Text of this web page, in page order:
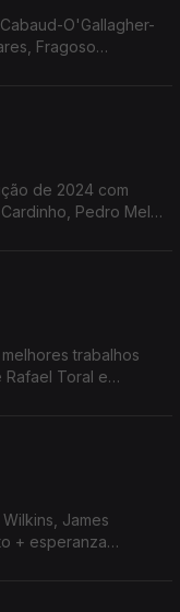
O'Gallagher-
Fragoso
de 2024 com
Pedro Melo
trabalhos
Rafael Toral e
James
+ esperanza